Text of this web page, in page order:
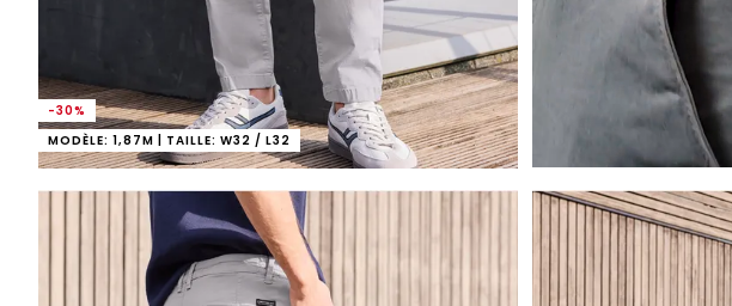
-30%
MODÈLE: 1,87M | TAILLE: W32 / L32